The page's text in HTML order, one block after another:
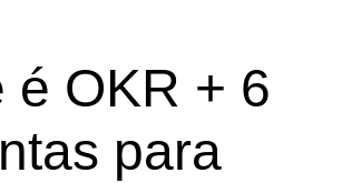
é OKR + 6
para